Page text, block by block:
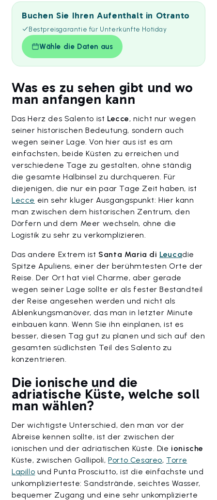
Buchen Sie Ihren Aufenthalt in Otranto
Bestpreisgarantie für Unterkünfte Hotiday
Wähle die Daten aus
Was es zu sehen gibt und wo
man anfangen kann
Das Herz des Salento ist Lecce, nicht nur wegen
seiner historischen Bedeutung, sondern auch
wegen seiner Lage. Von hier aus ist es am
einfachsten, beide Küsten zu erreichen und
verschiedene Tage zu gestalten, ohne ständig
die gesamte Halbinsel zu durchqueren. Für
diejenigen, die nur ein paar Tage Zeit haben, ist
Lecce ein sehr kluger Ausgangspunkt: Hier kann
man zwischen dem historischen Zentrum, den
Dörfern und dem Meer wechseln, ohne die
Logistik zu sehr zu verkomplizieren.
Das andere Extrem ist Santa Maria di Leucadie
Spitze Apuliens, einer der berühmtesten Orte der
Reise. Der Ort hat viel Charme, aber gerade
wegen seiner Lage sollte er als fester Bestandteil
der Reise angesehen werden und nicht als
Ablenkungsmanöver, das man in letzter Minute
einbauen kann. Wenn Sie ihn einplanen, ist es
besser, diesen Tag gut zu planen und sich auf den
gesamten südlichsten Teil des Salento zu
konzentrieren.
Die ionische und die
adriatische Küste, welche soll
man wählen?
Der wichtigste Unterschied, den man vor der
Abreise kennen sollte, ist der zwischen der
ionischen und der adriatischen Küste. Die ionische
Küste, zwischen Gallipoli,Porto Cesareo, Torre
Lapillo und Punta Prosciutto, ist die einfachste und
unkomplizierteste: Sandstrände, seichtes Wasser,
bequemer Zugang und eine sehr unkomplizierte